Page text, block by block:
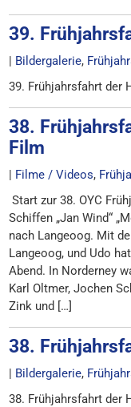
39.
| Bildergalerie,
39. Frühjahrsfahrt der
38.
Film
| Filme / Videos,
Start zur 38. OYC
Schiffen „Jan Wind“
nach Langeoog. Mit
Langeoog, und Udo
Abend. In Norderney
Karl Oltmer, Jochen
Zink und […]
38.
| Bildergalerie,
38. Frühjahrsfahrt der